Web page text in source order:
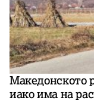
Македонското
иако има на